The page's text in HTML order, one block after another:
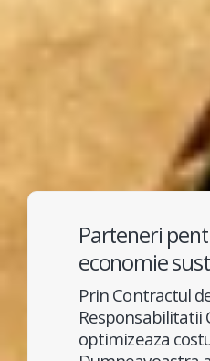
Parteneri
economie
Prin Contractul
Responsabilitatii
optimizeaza